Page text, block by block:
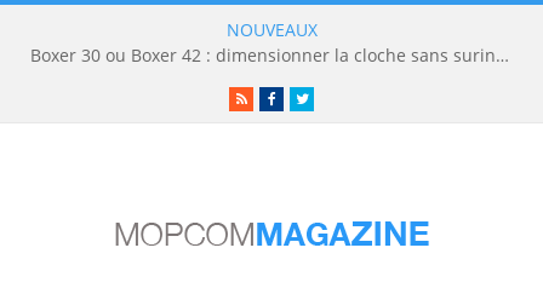
NOUVEAUX
Boxer 30 ou Boxer 42 : dimensionner la cloche sans surinvestir
RSSFacebookTwitter